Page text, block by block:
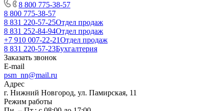
8 800 775-38-57
8 800 775-38-57
8 831 220-57-25Отдел продаж
8 831 252-84-94Отдел продаж
+7 910 007-22-21Отдел продаж
8 831 220-57-23Бухгалтерия
Заказать звонок
E-mail
psm_nn@mail.ru
Адрес
г. Нижний Новгород, ул. Памирская, 11
Режим работы